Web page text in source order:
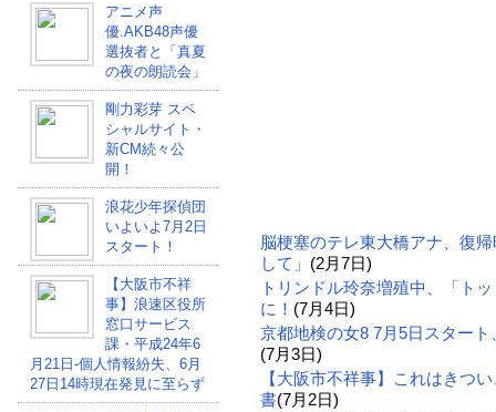
アニメ声
優.AKB48声優
選抜者と「真夏
の夜の朗読会」
剛力彩芽 スペ
シャルサイト・
新CM続々公
開！
浪花少年探偵団
いよいよ7月2日
スタート！
【大阪市不祥
事】浪速区役所
窓口サービス
課・平成24年6
月21日-個人情報紛失、6月
27日14時現在発見に至らず
脳梗塞のテレ東大橋アナ、復
して」 (2月7日)
トリンドル玲奈増殖中、「ト
に！ (7月4日)
京都地検の女8 7月5日スター
(7月3日)
【大阪市不祥事】これはきつ
書(7月2日)